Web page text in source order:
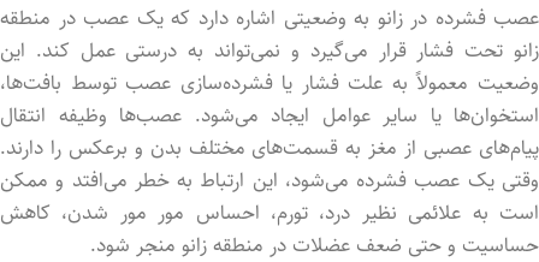
عصب فشرده در زانو به وضعیتی اشاره دارد که یک عصب در منطقه
زانو تحت فشار قرار می‌گیرد و نمی‌تواند به درستی عمل کند. این
وضعیت معمولاً به علت فشار یا فشرده‌سازی عصب توسط بافت‌ها،
استخوان‌ها یا سایر عوامل ایجاد می‌شود. عصب‌ها وظیفه انتقال
پیام‌های عصبی از مغز به قسمت‌های مختلف بدن و برعکس را دارند.
وقتی یک عصب فشرده می‌شود، این ارتباط به خطر می‌افتد و ممکن
است به علائمی نظیر درد، تورم، احساس مور مور شدن، کاهش
حساسیت و حتی ضعف عضلات در منطقه زانو منجر شود.